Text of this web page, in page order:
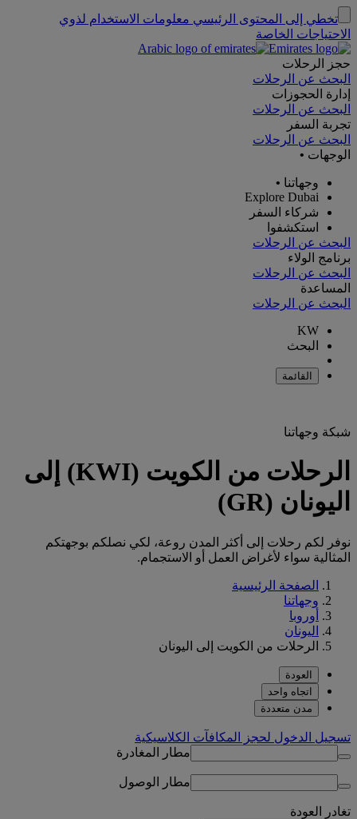
تخطي إلى المحتوى الرئيسي معلومات الاستخدام لذوي
الاحتياجات الخاصة
حجز الرحلات
البحث عن الرحلات
إدارة الحجوزات
البحث عن الرحلات
تجربة السفر
البحث عن الرحلات
الوجهات •
وجهاتنا •
Explore Dubai
شركاء السفر
استكشفوا
البحث عن الرحلات
برنامج الولاء
البحث عن الرحلات
المساعدة
البحث عن الرحلات
KW
البحث
القائمة
شبكة وجهاتنا
الرحلات من الكويت (KWI) إلى
اليونان (GR)
نوفر لكم رحلات إلى أكثر المدن روعة، لكي نصلكم بوجهتكم
المثالية سواء لأغراض العمل أو الاستجمام.
الصفحة الرئيسية
وجهاتنا
أوروبا
اليونان
الرحلات من الكويت إلى اليونان
العودة
اتجاه واحد
مدن متعددة
تسجيل الدخول لحجز المكافآت الكلاسيكية
مطار المغادرة
مطار الوصول
تغادر العودة